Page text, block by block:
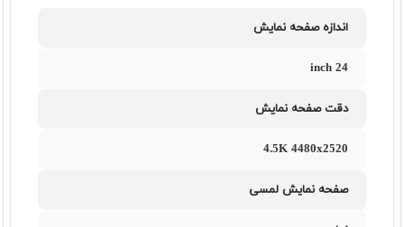
اندازه صفحه نمایش
24 inch
دقت صفحه نمایش
4.5K 4480x2520
صفحه نمایش لمسی